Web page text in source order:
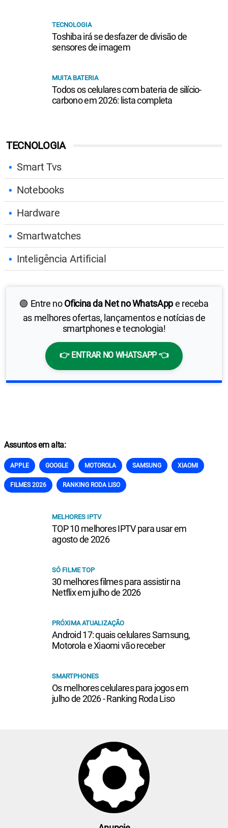
TECNOLOGIA
Smart Tvs
Notebooks
Hardware
Smartwatches
Inteligência Artificial
🟢 Entre noOficina da Net no WhatsAppe receba
as melhores ofertas, lançamentos e notícias de
smartphones e tecnologia!
👉 ENTRAR NO WHATSAPP 👈
TECNOLOGIA
Toshiba irá se desfazer de divisão de
sensores de imagem
MUITA BATERIA
Todos os celulares com bateria de silício-
carbono em 2026: lista completa
Assuntos em alta:
APPLE GOOGLE MOTOROLA SAMSUNG XIAOMI
FILMES 2026 RANKING RODA LISO
MELHORES IPTV
TOP 10 melhores IPTV para usar em
agosto de 2026
SÓ FILME TOP
30 melhores filmes para assistir na
Netflix em julho de 2026
PRÓXIMA ATUALIZAÇÃO
Android 17: quais celulares Samsung,
Motorola e Xiaomi vão receber
SMARTPHONES
Os melhores celulares para jogos em
julho de 2026 - Ranking Roda Liso